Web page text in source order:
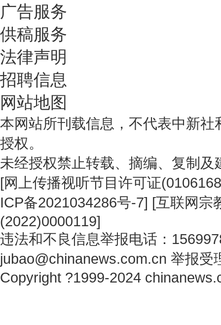
广告服务
供稿服务
法律声明
招聘信息
网站地图
本网站所刊载信息，不代表中新
授权。
未经授权禁止转载、摘编、复制
[网上传播视听节目许可证
ICP备2021034286号-7] [互联网宗
(2022)0000119]
违法和不良信息举报电话：
jubao@chinanews.com.cn 举报受
Copyright ?1999-2024